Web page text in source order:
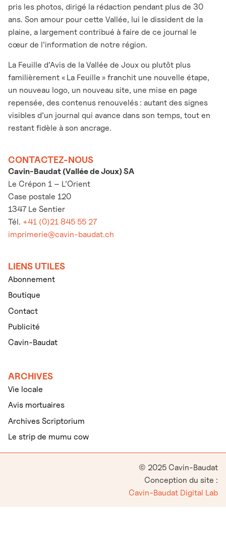
pris les photos, dirigé la rédaction pendant plus de 30
ans. Son amour pour cette Vallée, lui le dissident de la
plaine, a largement contribué à faire de ce journal le
cœur de l’information de notre région.
La Feuille d’Avis de la Vallée de Joux ou plutôt plus
familièrement « La Feuille » franchit une nouvelle étape,
un nouveau logo, un nouveau site, une mise en page
repensée, des contenus renouvelés : autant des signes
visibles d’un journal qui avance dans son temps, tout en
restant fidèle à son ancrage.
CONTACTEZ-NOUS
Cavin-Baudat (Vallée de Joux) SA
Le Crépon 1 – L’Orient
Case postale 120
1347 Le Sentier
Tél. +41 (0)21 845 55 27
imprimerie@cavin-baudat.ch
LIENS UTILES
Abonnement
Boutique
Contact
Publicité
Cavin-Baudat
ARCHIVES
Vie locale
Avis mortuaires
Archives Scriptorium
Le strip de mumu cow
© 2025 Cavin-Baudat
Conception du site :
Cavin-Baudat Digital Lab